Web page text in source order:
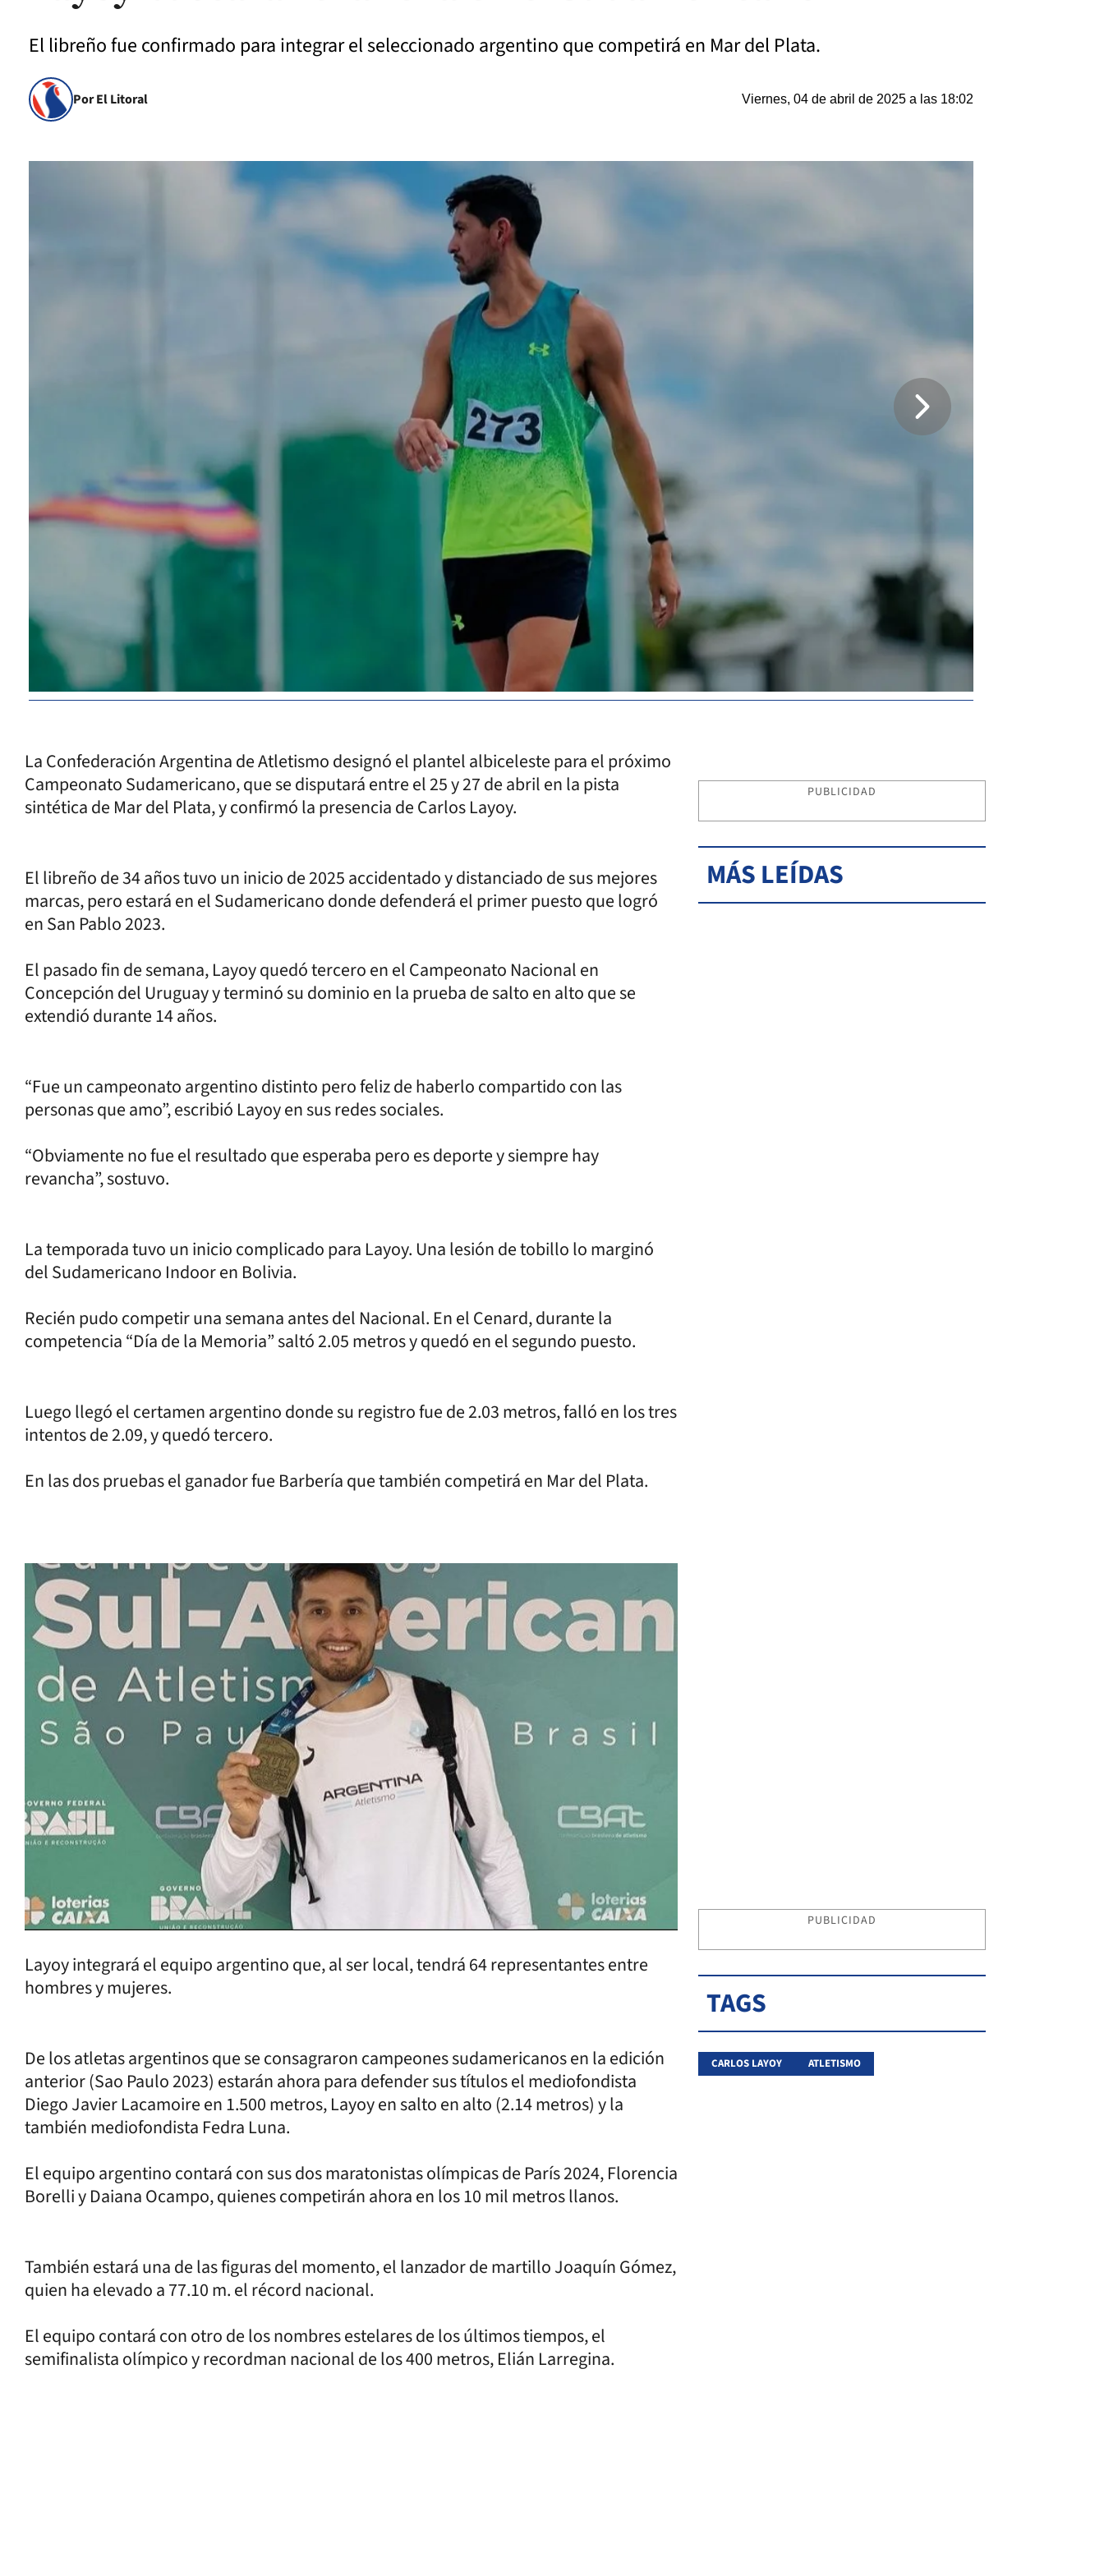
El libreño fue confirmado para integrar el seleccionado argentino que competirá en Mar del Plata.
Por El Litoral Viernes, 04 de abril de 2025 a las 18:02
La Confederación Argentina de Atletismo designó el plantel albiceleste para el próximo
Campeonato Sudamericano, que se disputará entre el 25 y 27 de abril en la pista
sintética de Mar del Plata, y confirmó la presencia de Carlos Layoy.
El libreño de 34 años tuvo un inicio de 2025 accidentado y distanciado de sus mejores
marcas, pero estará en el Sudamericano donde defenderá el primer puesto que logró
en San Pablo 2023.
El pasado fin de semana, Layoy quedó tercero en el Campeonato Nacional en
Concepción del Uruguay y terminó su dominio en la prueba de salto en alto que se
extendió durante 14 años.
“Fue un campeonato argentino distinto pero feliz de haberlo compartido con las
personas que amo”, escribió Layoy en sus redes sociales.
“Obviamente no fue el resultado que esperaba pero es deporte y siempre hay
revancha”, sostuvo.
La temporada tuvo un inicio complicado para Layoy. Una lesión de tobillo lo marginó
del Sudamericano Indoor en Bolivia.
Recién pudo competir una semana antes del Nacional. En el Cenard, durante la
competencia “Día de la Memoria” saltó 2.05 metros y quedó en el segundo puesto.
Luego llegó el certamen argentino donde su registro fue de 2.03 metros, falló en los tres
intentos de 2.09, y quedó tercero.
En las dos pruebas el ganador fue Barbería que también competirá en Mar del Plata.
Layoy integrará el equipo argentino que, al ser local, tendrá 64 representantes entre
hombres y mujeres.
De los atletas argentinos que se consagraron campeones sudamericanos en la edición
anterior (Sao Paulo 2023) estarán ahora para defender sus títulos el mediofondista
Diego Javier Lacamoire en 1.500 metros, Layoy en salto en alto (2.14 metros) y la
también mediofondista Fedra Luna.
El equipo argentino contará con sus dos maratonistas olímpicas de París 2024, Florencia
Borelli y Daiana Ocampo, quienes competirán ahora en los 10 mil metros llanos.
También estará una de las figuras del momento, el lanzador de martillo Joaquín Gómez,
quien ha elevado a 77.10 m. el récord nacional.
El equipo contará con otro de los nombres estelares de los últimos tiempos, el
semifinalista olímpico y recordman nacional de los 400 metros, Elián Larregina.
PUBLICIDAD
MÁS LEÍDAS
PUBLICIDAD
TAGS
CARLOS LAYOY ATLETISMO